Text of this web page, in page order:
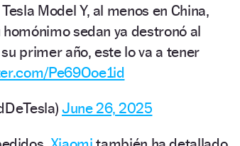
Model Y, al menos en China,
homónimo sedan ya destronó al
primer año, este lo va a tener
Pe69Ooe1id
June 26, 2025